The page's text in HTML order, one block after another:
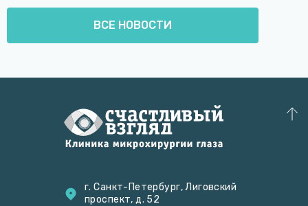
ВСЕ НОВОСТИ
г. Санкт-Петербург, Лиговский
проспект, д. 52